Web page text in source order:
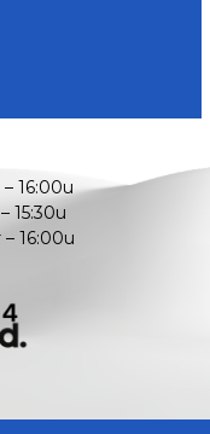
16:00u
15:30u
16:00u